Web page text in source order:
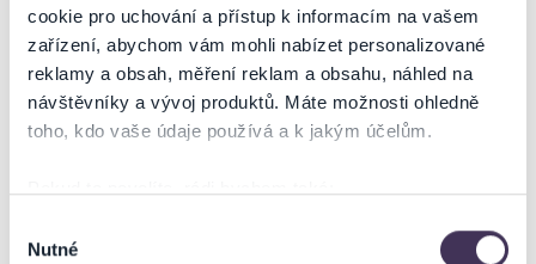
cookie pro uchování a přístup k informacím na vašem
zařízení, abychom vám mohli nabízet personalizované
reklamy a obsah, měření reklam a obsahu, náhled na
návštěvníky a vývoj produktů. Máte možnosti ohledně
toho, kdo vaše údaje používá a k jakým účelům.
které mohou být přesné na několik metrů
souhlasu
Nutné